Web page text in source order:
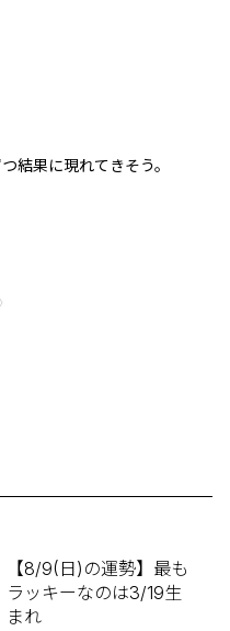
結果に現れてきそう。
【8/9(日)の運勢】最も
ラッキーなのは3/19生
まれ